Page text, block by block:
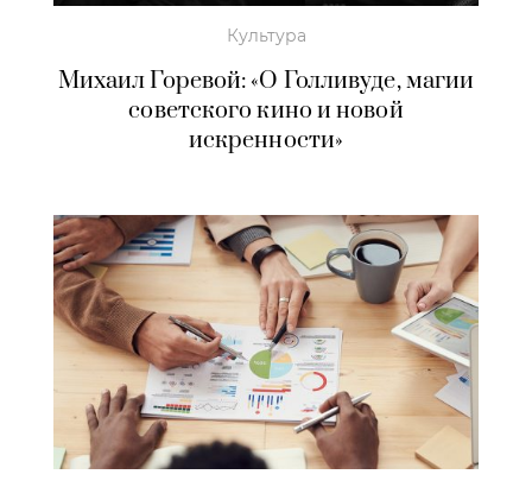
Культура
Михаил Горевой: «О Голливуде, магии
советского кино и новой
искренности»